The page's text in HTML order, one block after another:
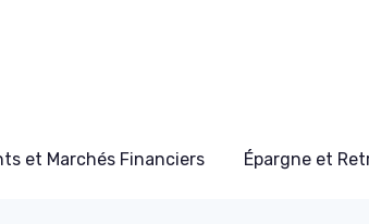
et Marchés Financiers Épargne et